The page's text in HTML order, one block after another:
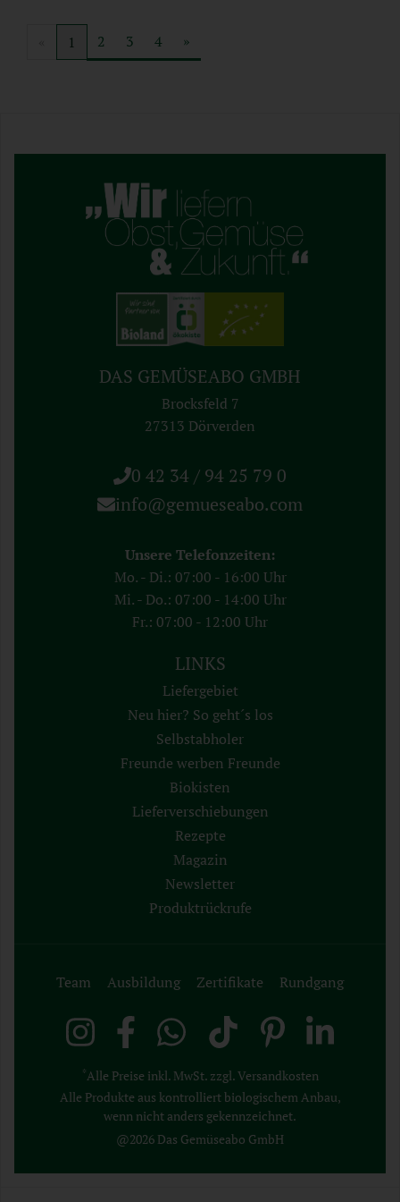
1 2 3 4 »
DAS GEMÜSEABO GMBH
Brocksfeld 7
27313 Dörverden
0 42 34 / 94 25 79 0
info@gemueseabo.com
Unsere Telefonzeiten:
Mo. - Di.: 07:00 - 16:00 Uhr
Mi. - Do.: 07:00 - 14:00 Uhr
Fr.: 07:00 - 12:00 Uhr
LINKS
Liefergebiet
Neu hier? So geht´s los
Selbstabholer
Freunde werben Freunde
Biokisten
Lieferverschiebungen
Rezepte
Magazin
Newsletter
Produktrückrufe
Team Ausbildung Zertifikate Rundgang
*Alle Preise inkl. MwSt. zzgl. Versandkosten
Alle Produkte aus kontrolliert biologischem Anbau,
wenn nicht anders gekennzeichnet.
@2026 Das Gemüseabo GmbH